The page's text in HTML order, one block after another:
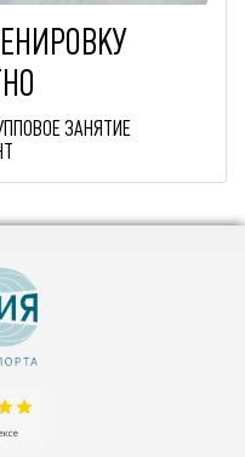
ЗАНЯТИЕ